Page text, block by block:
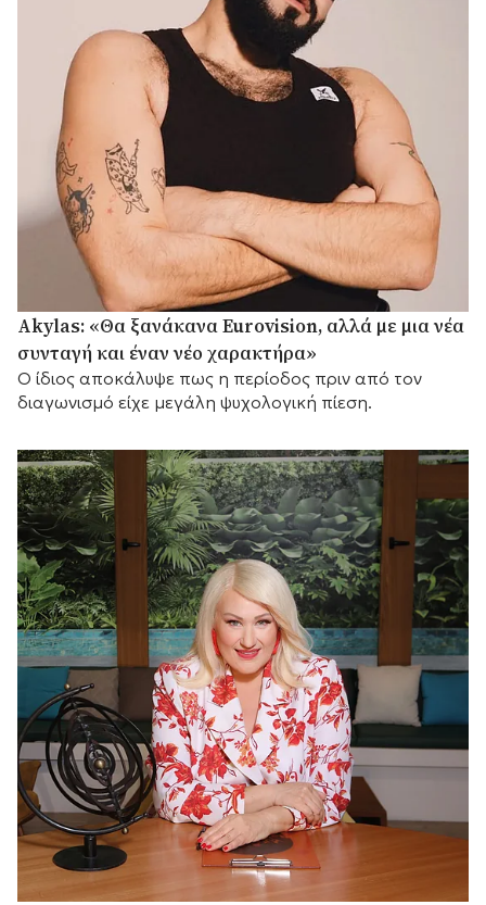
Akylas: «Θα ξανάκανα Eurovision, αλλά με μια νέα
συνταγή και έναν νέο χαρακτήρα»
Ο ίδιος αποκάλυψε πως η περίοδος πριν από τον
διαγωνισμό είχε μεγάλη ψυχολογική πίεση.